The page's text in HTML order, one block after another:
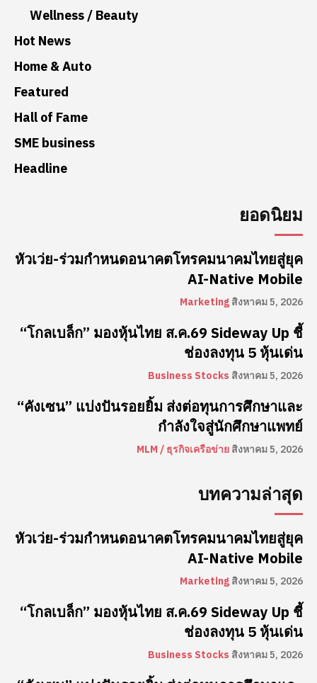
Wellness / Beauty
Hot News
Home & Auto
Featured
Hall of Fame
SME business
Headline
ยอดนิยม
หัวเว่ย-ร่วมกำหนดอนาคตโทรคมนาคมไทยสู่ยุค
AI-Native Mobile
Marketingสิงหาคม 5, 2026
“โกลเบล็ก” มองหุ้นไทย ส.ค.69 Sideway Up ชี้
ช่องลงทุน 5 หุ้นเด่น
Business Stocks สิงหาคม 5, 2026
“คังเซน” แบ่งปันรอยยิ้ม ส่งต่อทุนการศึกษาและ
กำลังใจสู่นักศึกษาแพทย์
MLM / ธุรกิจเครือข่ายสิงหาคม 5, 2026
บทความล่าสุด
หัวเว่ย-ร่วมกำหนดอนาคตโทรคมนาคมไทยสู่ยุค
AI-Native Mobile
Marketingสิงหาคม 5, 2026
“โกลเบล็ก” มองหุ้นไทย ส.ค.69 Sideway Up ชี้
ช่องลงทุน 5 หุ้นเด่น
Business Stocks สิงหาคม 5, 2026